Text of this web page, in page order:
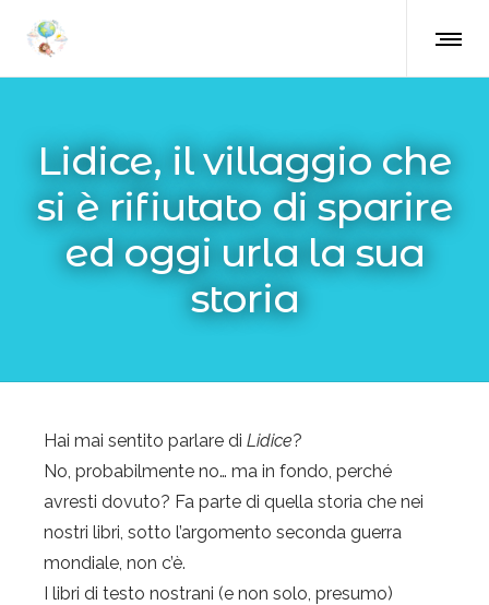
Lidice, il villaggio che
si è rifiutato di sparire
ed oggi urla la sua
storia
Hai mai sentito parlare di Lidice?
No, probabilmente no… ma in fondo, perché
avresti dovuto? Fa parte di quella storia che nei
nostri libri, sotto l’argomento seconda guerra
mondiale, non c’è.
I libri di testo nostrani (e non solo, presumo)